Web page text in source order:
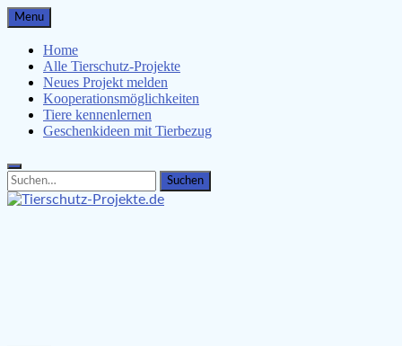
Skip
to
content
Menu
Home
Alle Tierschutz-Projekte
Neues Projekt melden
Kooperationsmöglichkeiten
Tiere kennenlernen
Geschenkideen mit Tierbezug
Search
for:
Search